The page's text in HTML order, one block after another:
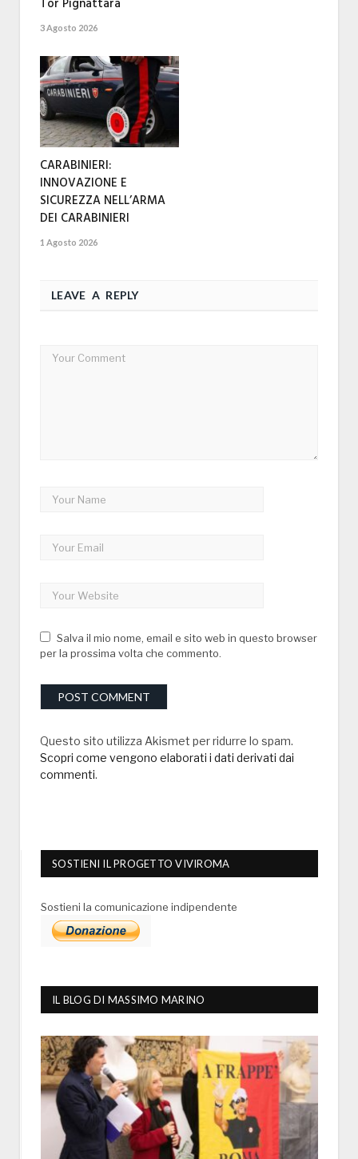
Tor Pignattara
3 Agosto 2026
CARABINIERI:
INNOVAZIONE E
SICUREZZA NELL’ARMA
DEI CARABINIERI
1 Agosto 2026
LEAVE A REPLY
Salva il mio nome, email e sito web in questo browser
per la prossima volta che commento.
Questo sito utilizza Akismet per ridurre lo spam.
Scopri come vengono elaborati i dati derivati dai
commenti.
SOSTIENI IL PROGETTO VIVIROMA
Sostieni la comunicazione indipendente
IL BLOG DI MASSIMO MARINO